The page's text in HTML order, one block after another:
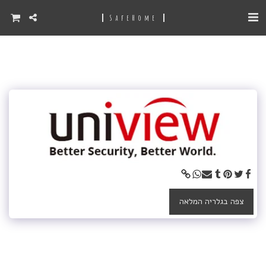
SafeHome
צפה בגלריה המלאה